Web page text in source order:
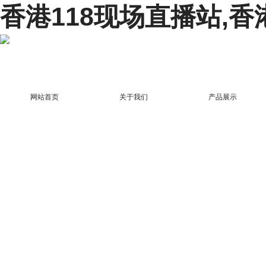
香港118现场直播站,香
网站首页 关于我们 产品展示